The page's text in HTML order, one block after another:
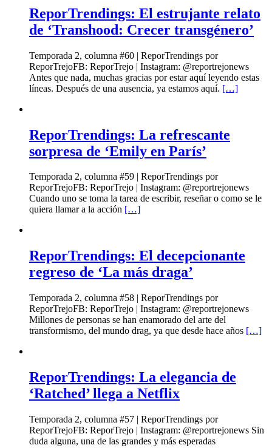
ReporTrendings: El estrujante relato
de ‘Transhood: Crecer transgénero’
Temporada 2, columna #60 | ReporTrendings por
ReporTrejoFB: ReporTrejo | Instagram: @reportrejonews
Antes que nada, muchas gracias por estar aquí leyendo estas
líneas. Después de una ausencia, ya estamos aquí. […]
ReporTrendings: La refrescante
sorpresa de ‘Emily en París’
Temporada 2, columna #59 | ReporTrendings por
ReporTrejoFB: ReporTrejo | Instagram: @reportrejonews
Cuando uno se toma la tarea de escribir, reseñar o como se le
quiera llamar a la acción […]
ReporTrendings: El decepcionante
regreso de ‘La más draga’
Temporada 2, columna #58 | ReporTrendings por
ReporTrejoFB: ReporTrejo | Instagram: @reportrejonews
Millones de personas se han enamorado del arte del
transformismo, del mundo drag, ya que desde hace años […]
ReporTrendings: La elegancia de
‘Ratched’ llega a Netflix
Temporada 2, columna #57 | ReporTrendings por
ReporTrejoFB: ReporTrejo | Instagram: @reportrejonews Sin
duda alguna, una de las grandes y más esperadas